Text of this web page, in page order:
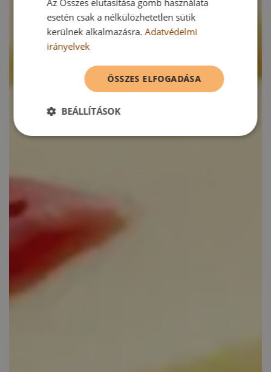
Az Összes elutasítása gomb használata
esetén csak a nélkülözhetetlen sütik
kerülnek alkalmazásra.Adatvédelmi
irányelvek
ÖSSZES ELFOGADÁSA
BEÁLLÍTÁSOK